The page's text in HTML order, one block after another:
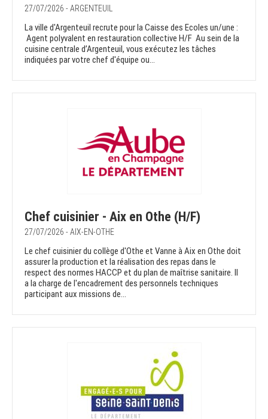
27/07/2026 - ARGENTEUIL
La ville d'Argenteuil recrute pour la Caisse des Ecoles un/une :
Agent polyvalent en restauration collective H/F Au sein de la
cuisine centrale d’Argenteuil, vous exécutez les tâches
indiquées par votre chef d'équipe ou...
Chef cuisinier - Aix en Othe (H/F)
27/07/2026 - AIX-EN-OTHE
Le chef cuisinier du collège d'Othe et Vanne à Aix en Othe doit
assurer la production et la réalisation des repas dans le
respect des normes HACCP et du plan de maîtrise sanitaire. Il
a la charge de l'encadrement des personnels techniques
participant aux missions de...